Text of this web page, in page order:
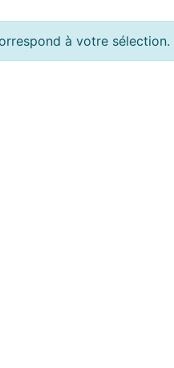
à votre sélection.